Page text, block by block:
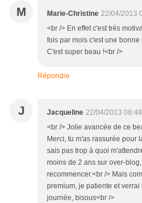
M Marie-Christine 22/04/2013
<br /> En effet c'est trés
fois par mois c'est une bonne
C'est super beau !<br />
Répondre
J Jacqueline 22/04/2013 08:48
<br /> Jolie avancée de ce
Merci, tu m'as rassurée pour
sais pas trop à quoi
moins de 2 ans sur over-
recommencer.<br /> Mais
premium, je patiente et verrai
journée, bisous<br />